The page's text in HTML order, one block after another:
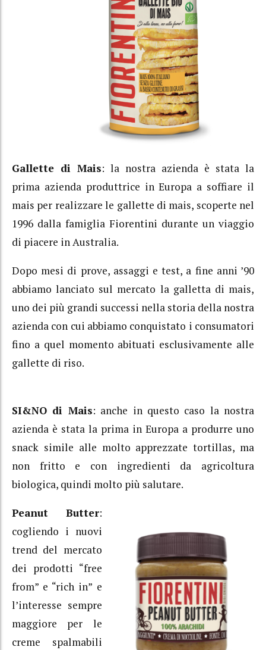
Gallette di Mais: la nostra azienda è stata la
prima azienda produttrice in Europa a soffiare il
mais per realizzare le gallette di mais, scoperte nel
1996 dalla famiglia Fiorentini durante un viaggio
di piacere in Australia.
Dopo mesi di prove, assaggi e test, a fine anni ’90
abbiamo lanciato sul mercato la galletta di mais,
uno dei più grandi successi nella storia della nostra
azienda con cui abbiamo conquistato i consumatori
fino a quel momento abituati esclusivamente alle
gallette di riso.
SI&NO di Mais: anche in questo caso la nostra
azienda è stata la prima in Europa a produrre uno
snack simile alle molto apprezzate tortillas, ma
non fritto e con ingredienti da agricoltura
biologica, quindi molto più salutare.
Peanut Butter:
cogliendo i nuovi
trend del mercato
dei prodotti “free
from” e “rich in” e
l’interesse sempre
maggiore per le
creme spalmabili